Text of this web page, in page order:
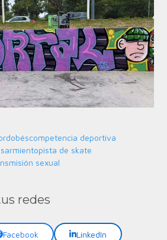
competencia deportiva
pista de skate
sexual
redes
Facebook LinkedIn